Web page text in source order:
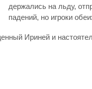
держались на льду,
падений, но игроки
Ириней и